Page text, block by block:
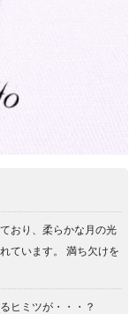
おり、柔らかな月の光
ています。 満ち欠けを
ヒミツが・・・？